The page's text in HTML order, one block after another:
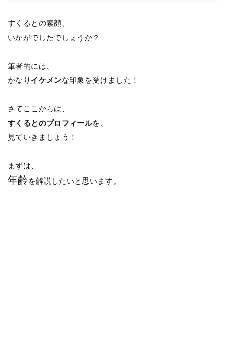
すくるとの素顔、
いかがでしたでしょうか？
筆者的には、
かなり イケメンな印象を受けました！
さてここからは、
すくるとのプロフィールを、
見ていきましょう！
まずは、
年齢 を解説したいと思います。